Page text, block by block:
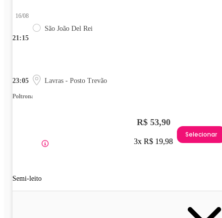
21:15
16/08
São João Del Rei
23:05 Lavras - Posto Trevão
Poltrona
Semi-leito
R$ 53,90
3x R$ 19,98
Selecionar